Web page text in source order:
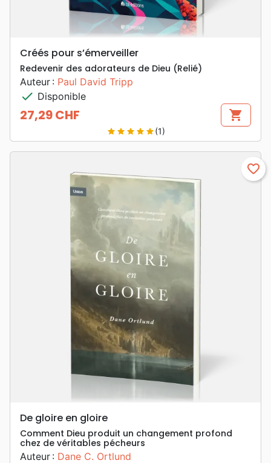
Créés pour s’émerveiller
Redevenir des adorateurs de Dieu (Relié)
Auteur : Paul David Tripp
check Disponible
Prix
27,29 CHF shopping_cart
star star star star star(1)
favorite_border
De gloire en gloire
Comment Dieu produit un changement profond
chez de véritables pécheurs
Auteur : Dane C. Ortlund